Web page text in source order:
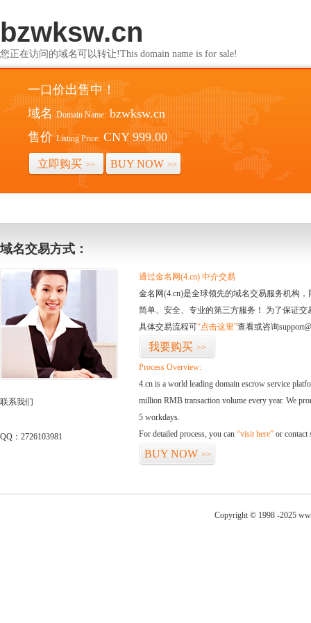
bzwksw.cn
您正在访问的域名可以转让!This domain name is for sale!
一口价出售中！
域名 Domain Name: bzwksw.cn
售价 Listing Price: CNY 999.00
立即购买 >> BUY NOW >>
域名交易方式：
联系我们
QQ：2726103981
通过金名网(4.cn) 中介交易
金名网(4.cn)是全球领先的域名交易服务机构
简单、安全、专业的第三方服务！ 为了保证
具体交易流程可“点击这里”查看或咨询
我要购买 >>
Process Overview:
4.cn is a world leading domain escrow service
million RMB transaction volume every year. We
5 workdays.
For detailed process, you can “visit here” or contact
BUY NOW >>
Copyright © 1998 -2025